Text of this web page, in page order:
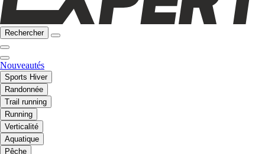
Rechercher
Nouveautés
Sports Hiver
Randonnée
Trail running
Running
Verticalité
Aquatique
Pêche